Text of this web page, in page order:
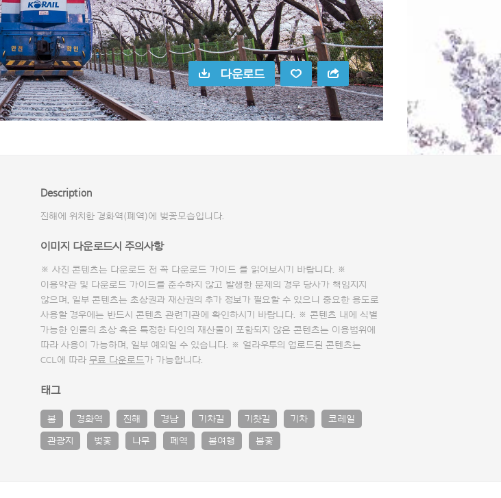
다운로드
Description
진해에 위치한 경화역(폐역)에 벚꽃모습입니다.
이미지 다운로드시 주의사항
※ 사진 콘텐츠는 다운로드 전 꼭 다운로드 가이드 를 읽어보시기 바랍니다. ※
이용약관 및 다운로드 가이드를 준수하지 않고 발생한 문제의 경우 당사가 책임지지
않으며, 일부 콘텐츠는 초상권과 재산권의 추가 정보가 필요할 수 있으니 중요한 용도로
사용할 경우에는 반드시 콘텐츠 관련기관에 확인하시기 바랍니다. ※ 콘텐츠 내에 식별
가능한 인물의 초상 혹은 특정한 타인의 재산물이 포함되지 않은 콘텐츠는 이용범위에
따라 사용이 가능하며, 일부 예외일 수 있습니다. ※ 얼라우투의 업로드된 콘텐츠는
CCL에 따라 무료 다운로드가 가능합니다.
태그
봄 경화역 진해 경남 기차길 기찻길 기차 코레일
관광지 벚꽃 나무 폐역 봄여행 봄꽃